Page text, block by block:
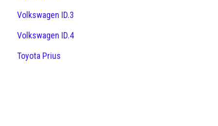
Volkswagen ID.3
Volkswagen ID.4
Toyota Prius